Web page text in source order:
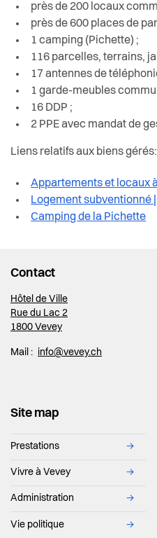
près de 200 locaux
près de 600 places de
1 camping (Pichette) ;
116 parcelles, terrains,
17 antennes de
1 garde-meubles
16 DDP ;
2 PPE avec mandat de
Liens relatifs aux biens gérés:
Appartements et locaux
Logement subventionné
Camping de la Pichette
Contact
Hôtel de Ville
Rue du Lac 2
1800 Vevey
Mail : info@vevey.ch
Site map
Prestations →
Vivre à Vevey →
Administration →
Vie politique →